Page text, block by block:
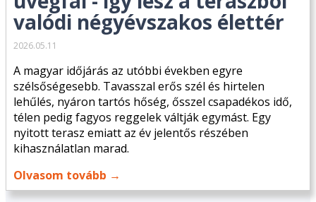
valódi négyévszakos élettér
2026.05.11
A magyar időjárás az utóbbi években egyre
szélsőségesebb. Tavasszal erős szél és hirtelen
lehűlés, nyáron tartós hőség, ősszel csapadékos idő,
télen pedig fagyos reggelek váltják egymást. Egy
nyitott terasz emiatt az év jelentős részében
kihasználatlan marad.
Olvasom tovább →